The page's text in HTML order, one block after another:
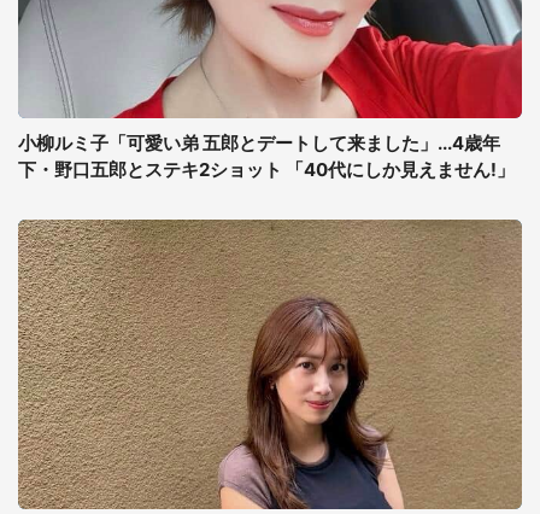
小柳ルミ子「可愛い弟 五郎とデートして来ました」...4歳年
下・野口五郎とステキ2ショット 「40代にしか見えません!」